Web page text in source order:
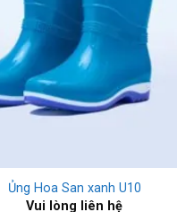
Ủng Hoa San xanh U10
Vui lòng liên hệ